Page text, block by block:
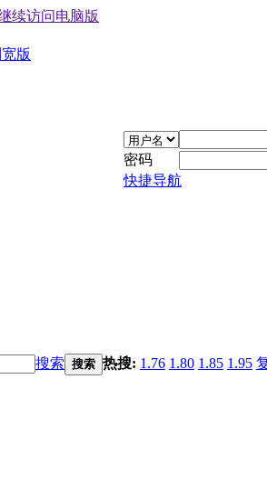
续访问电脑版
版
密码
快捷导航
搜索 搜索 热搜: 1.76 1.80 1.85 1.95